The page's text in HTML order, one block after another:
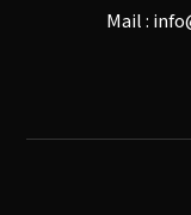
Mail :